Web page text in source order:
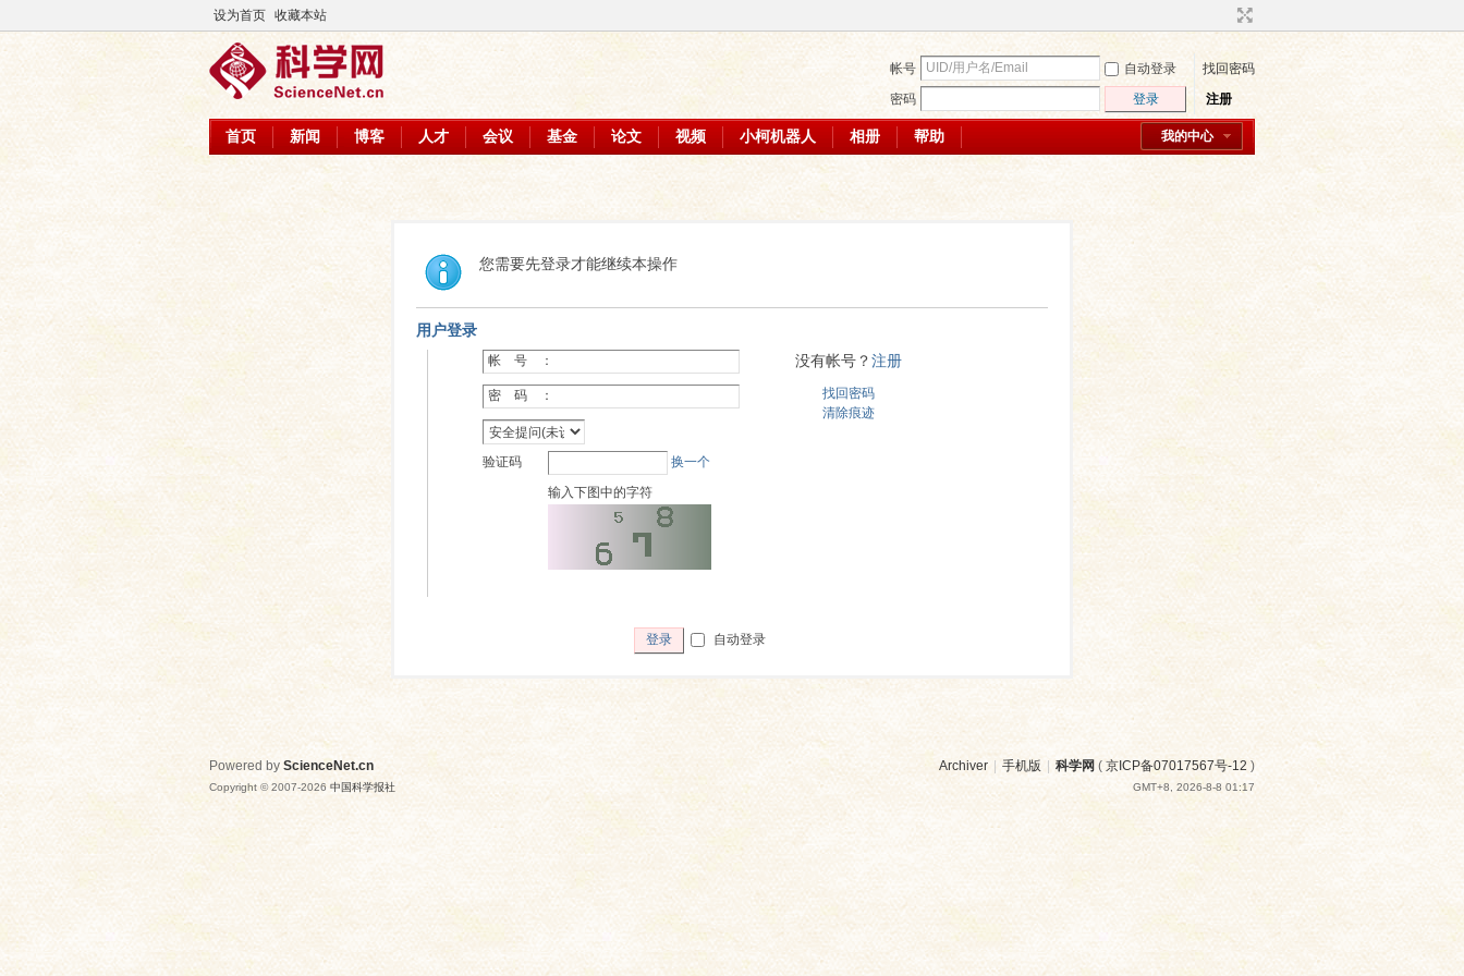
设为首页 收藏本站
帐号 自动登录
找回密码
密码
登录 注册
我的中心
首页 新闻 博客 人才 会议 基金 论文 视频 小柯机器人 相册 帮助
您需要先登录才能继续本操作
用户登录
帐 号 ：
密 码 ：
验证码
换一个
输入下图中的字符
没有帐号？注册
找回密码
清除痕迹
登录 自动登录
Archiver | 手机版 | 科学网 ( 京ICP备07017567号-12 )
GMT+8, 2026-8-8 01:17
Powered by ScienceNet.cn
Copyright © 2007-2026 中国科学报社